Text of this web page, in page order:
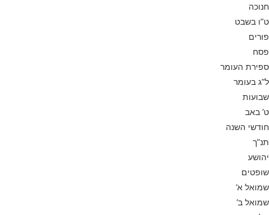
חנוכה
ט”ו בשבט
פורים
פסח
ספירת העומר
ל”ג בעומר
שבועות
ט’ באב
חודשי השנה
תנ”ך
יהושע
שופטים
שמואל א’
שמואל ב’